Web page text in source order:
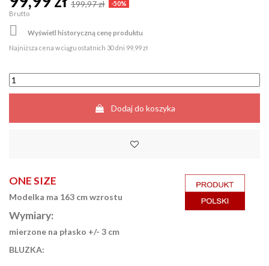
199,97 zł -50%
Brutto

Wyświetl historyczną cenę produktu
Najniższa cena w ciągu ostatnich 30 dni 99,99 zł
Dodaj do koszyka
ONE SIZE
Modelka ma 163 cm wzrostu
Wymiary:
mierzone na płasko +/- 3 cm
BLUZKA: